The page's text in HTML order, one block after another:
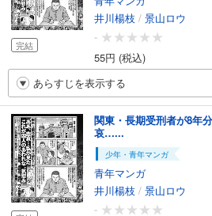
完結
井川楊枝 / 景山ロウ
-
55円 (税込)
あらすじを表示する
関東・長期受刑者が8年
哀…...
少年・青年マンガ
青年マンガ
井川楊枝 / 景山ロウ
-